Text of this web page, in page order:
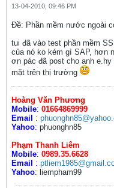
13-04-2010, 09:46 PM
Ðề: Phần mềm nước ngoài
tui đã vào test phần mềm
của nó ko kém gì SAP, hơn
ơn pác đã post cho anh
mặt trên thị trường
Hoàng Văn Phương
Mobile: 01664869999
Email
:
Yahoo: phuonghn85
Phạm Thanh Liêm
Mobile: 0989.35.6628
Email
:
Yahoo: liempham99